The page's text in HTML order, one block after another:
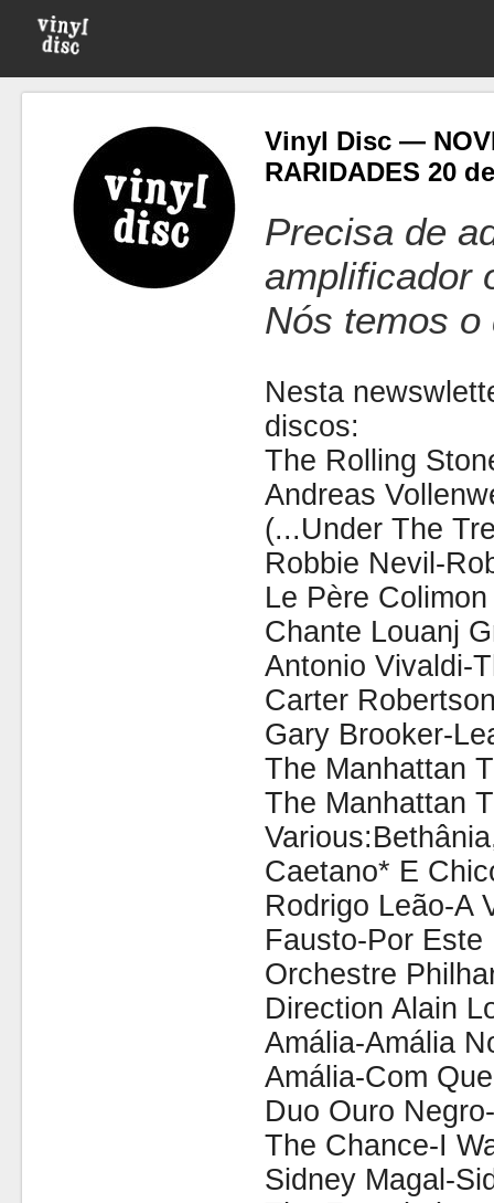
Vinyl Disc —
RARIDADES 20
Precisa de
amplificador
Nós temos o
Nesta
discos:
The Rolling
Andreas
(...Under The
Robbie Nevil-
Le Père
Chante Louanj
Antonio Vivaldi-
Carter
Gary Brooker-
The Manhattan
The Manhattan
Caetano* E
Rodrigo Leão-A
Fausto-Por Este
Orchestre
Direction Alain
Amália-Amália
Amália-Com
Duo Ouro
The Chance-I
Sidney Magal-